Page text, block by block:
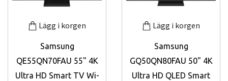
Lägg i korgen
Samsung
QE55QN70FAU 55" 4K
Ultra HD Smart TV Wi-
Lägg i korgen
Samsung
GQ50QN80FAU 50" 4K
Ultra HD QLED Smart